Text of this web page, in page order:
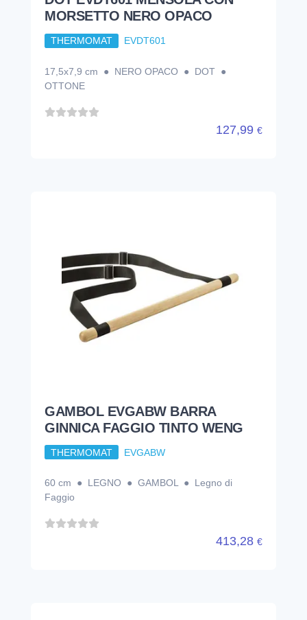
MORSETTO NERO OPACO
THERMOMAT EVDT601
17,5x7,9 cm ● NERO OPACO ● DOT ●
OTTONE
127,99 €
GAMBOL EVGABW BARRA
GINNICA FAGGIO TINTO WENG
THERMOMAT EVGABW
60 cm ● LEGNO ● GAMBOL ● Legno di
Faggio
413,28 €